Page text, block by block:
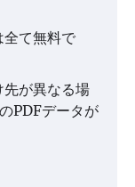
全て無料で
が異なる場
PDFデータが